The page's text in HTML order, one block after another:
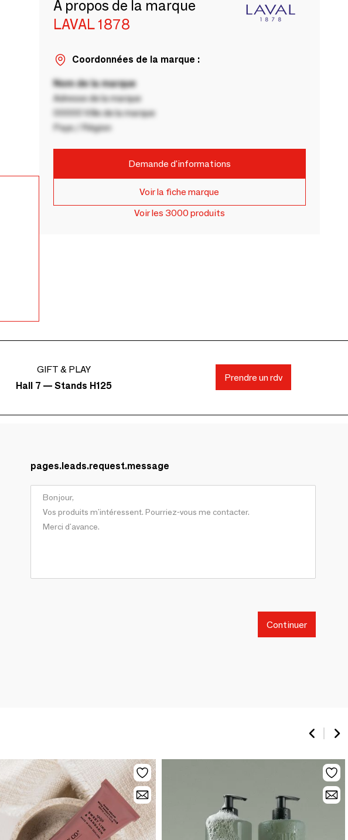
A propos de la marque
LAVAL 1878
Coordonnées de la marque :
Nom de la marque
Adresse de la marque
00000 Ville de la marque
Pays / Région
Demande d'informations
Voir la fiche marque
Voir les 3000 produits
GIFT & PLAY
Hall 7 — Stands H125
Prendre un rdv
pages.leads.request.message
Continuer